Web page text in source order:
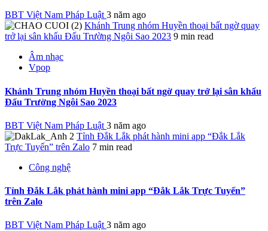
BBT Việt Nam Pháp Luật3 năm ago
Khánh Trung nhóm Huyền thoại bất ngờ quay
trở lại sân khấu Đấu Trường Ngôi Sao 2023 9 min read
Âm nhạc
Vpop
Khánh Trung nhóm Huyền thoại bất ngờ quay trở lại sân khấu
Đấu Trường Ngôi Sao 2023
BBT Việt Nam Pháp Luật 3 năm ago
Tỉnh Đắk Lắk phát hành mini app “Đắk Lắk
Trực Tuyến” trên Zalo 7 min read
Công nghệ
Tỉnh Đắk Lắk phát hành mini app “Đắk Lắk Trực Tuyến”
trên Zalo
BBT Việt Nam Pháp Luật3 năm ago